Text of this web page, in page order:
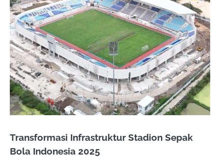
Transformasi Infrastruktur Stadion Sepak
Bola Indonesia 2025